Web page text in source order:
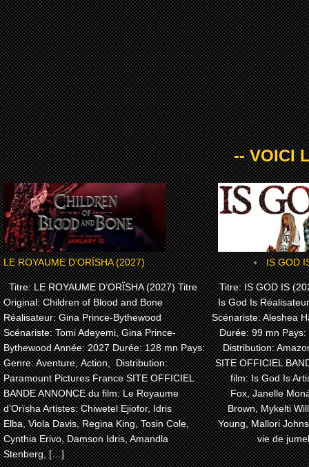
-- VOICI
LE ROYAUME D’ORÏSHA (2027)
Titre: LE ROYAUME D’ORÏSHA (2027) Titre
Original: Children of Blood and Bone
Réalisateur: Gina Prince-Bythewood
Scénariste: Tomi Adeyemi, Gina Prince-
Bythewood Année: 2027 Durée: 128 mn Pays:
Genre: Aventure, Action, Distribution:
Paramount Pictures France SITE OFFICIEL
BANDE ANNONCE du film: Le Royaume
d’Orïsha Artistes: Chiwetel Ejiofor, Idris
Elba, Viola Davis, Regina King, Tosin Cole,
Cynthia Erivo, Damson Idris, Amandla
Stenberg, […]
IS GOD
Titre: IS GOD IS
Is God Is
Scénariste: Aleshea
Durée: 99 mn
Distribution:
SITE OFFICIEL
film: Is God Is
Fox, Janelle
Brown, Mykelti
Young, Mallori
vie de